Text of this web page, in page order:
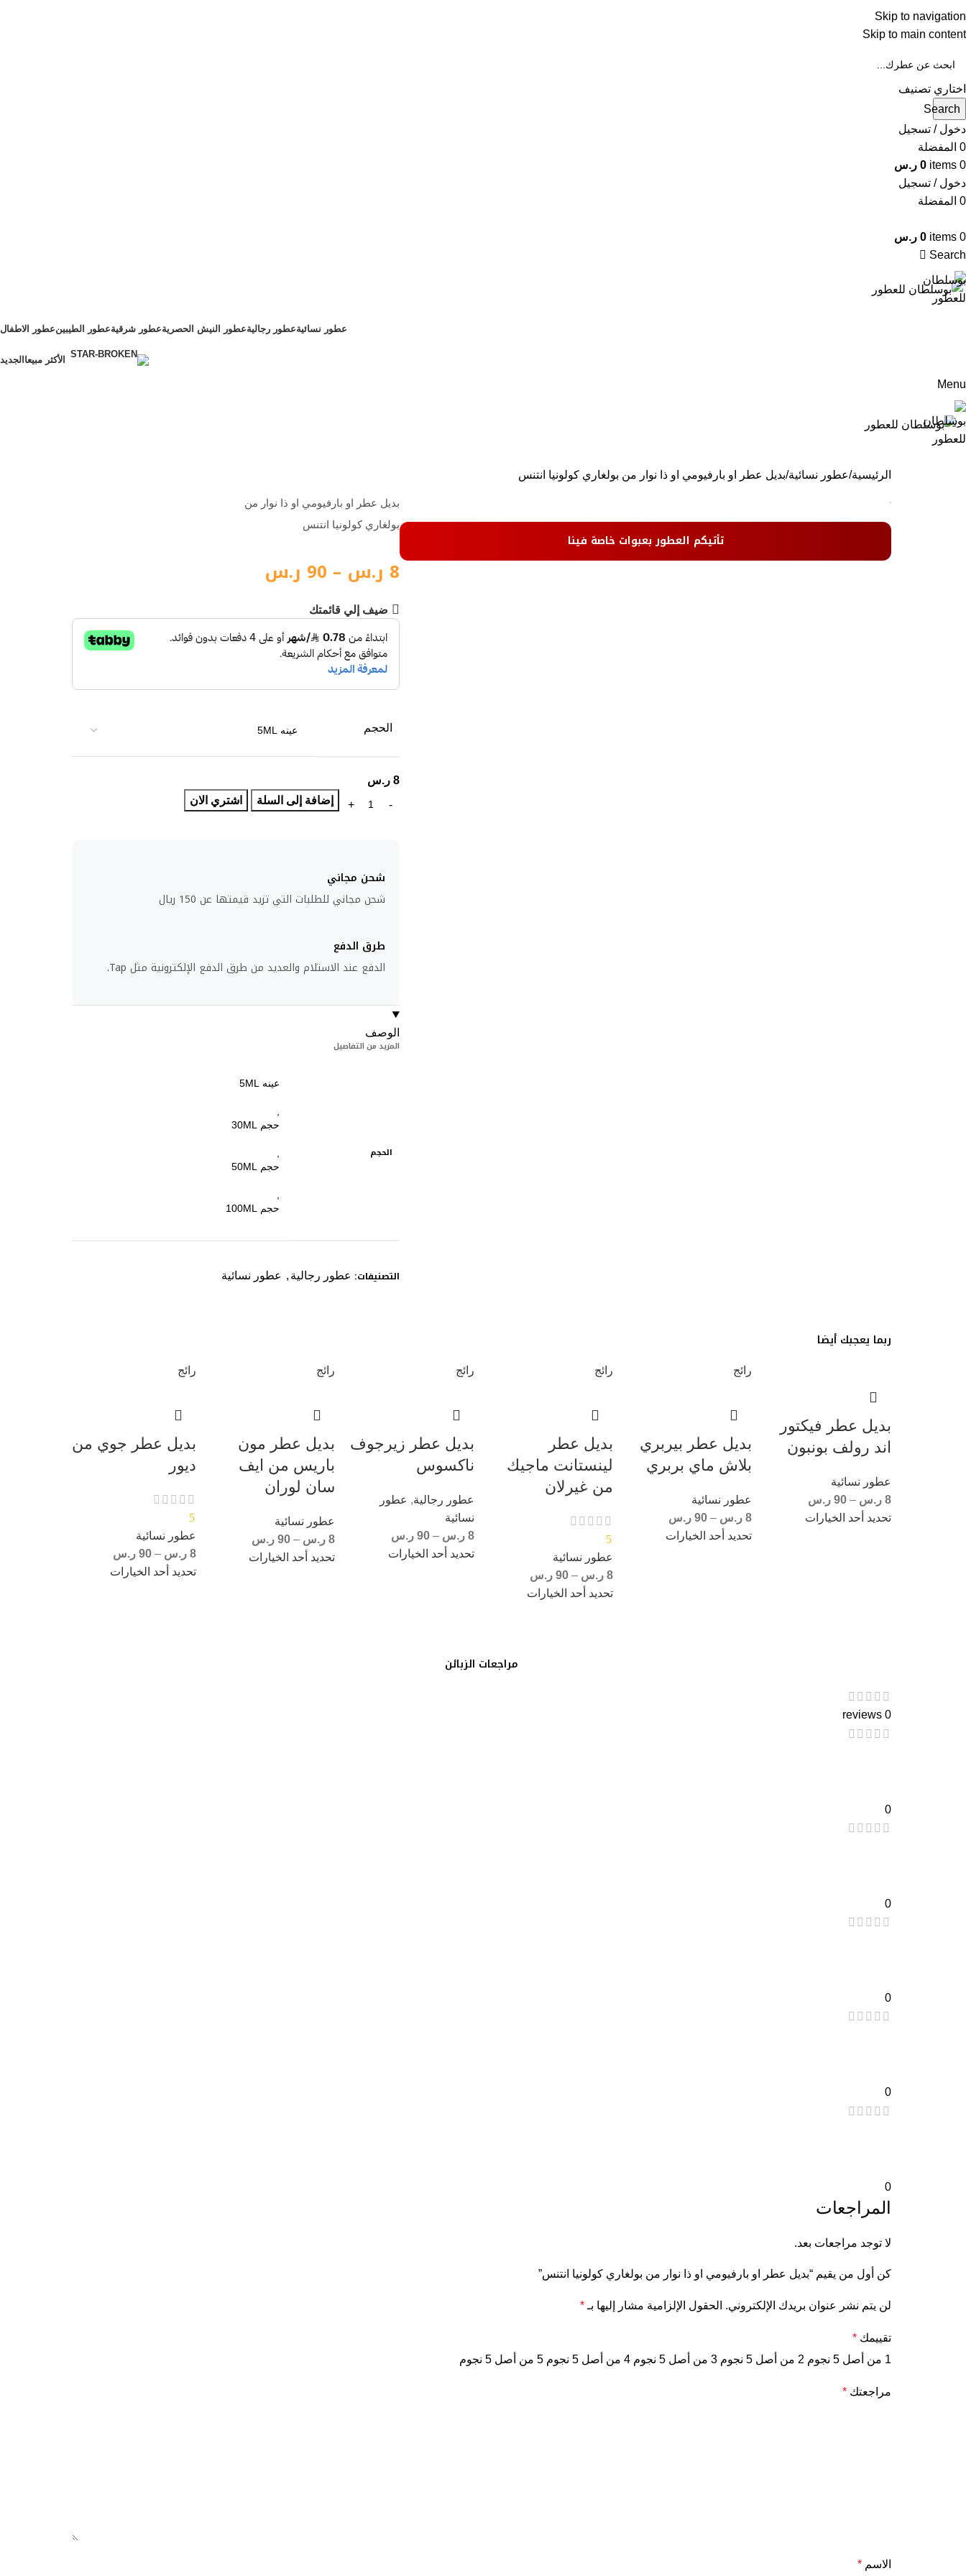
Skip to navigation
Skip to main content
IN
اختاري تصنيف
Search
دخول / تسجيل
0 المفضلة
0
items
0 ر.س
دخول / تسجيل
0 المفضلة
0
items
0 ر.س
Search
عطور نسائيةعطور رجاليةعطور النيش الحصريةعطور شرقيةعطور الطيبينعطور الاطفال
الأكثر مبيعا الجديد
Menu
الرئيسية عطور نسائية بديل عطر او بارفيومي او ذا نوار من بولغاري كولونيا انتنس
تأتيكم العطور بعبوات خاصة فينا
بديل عطر او بارفيومي او ذا نوار من
بولغاري كولونيا انتنس
8 ر.س –
90 ر.س
ضيف إلي قائمتك
الحجم
8 ر.س
إضافة إلى السلة
اشتري الان
شحن مجاني
شحن مجاني للطلبات التي تزيد قيمتها عن 150 ريال
طرق الدفع
الدفع عند الاستلام والعديد من طرق الدفع الإلكترونية مثل Tap.
الوصف
المزيد من التفاصيل
الحجم
عينه 5ML
حجم 30ML
حجم 50ML
حجم 100ML
التصنيفات: عطور رجالية , عطور نسائية
ربما يعجبك أيضا
بديل عطر فيكتور
اند رولف بونبون
عطور نسائية
8 ر.س –
90 ر.س
تحديد أحد الخيارات
رائج
بديل عطر بيربري
بلاش ماي بربري
عطور نسائية
8 ر.س –
90 ر.س
تحديد أحد الخيارات
رائج
بديل عطر
لينستانت ماجيك
من غيرلان
5
عطور نسائية
8 ر.س –
90 ر.س
تحديد أحد الخيارات
رائج
بديل عطر زيرجوف
ناكسوس
عطور رجالية, عطور
نسائية
8 ر.س –
90 ر.س
تحديد أحد الخيارات
رائج
بديل عطر مون
باريس من ايف
سان لوران
عطور نسائية
8 ر.س –
90 ر.س
تحديد أحد الخيارات
رائج
بديل عطر جوي من
ديور
5
عطور نسائية
8 ر.س –
90 ر.س
تحديد أحد الخيارات
مراجعات الزبائن
0 reviews
0
0
0
0
0
المراجعات
لا توجد مراجعات بعد.
كن أول من يقيم “بديل عطر او بارفيومي او ذا نوار من بولغاري كولونيا انتنس”
لن يتم نشر عنوان بريدك الإلكتروني. الحقول الإلزامية مشار إليها بـ*
تقييمك*
1 من أصل 5 نجوم
2 من أصل 5 نجوم 3 من أصل 5 نجوم 4 من أصل 5 نجوم 5 من أصل 5 نجوم
مراجعتك*
الاسم*